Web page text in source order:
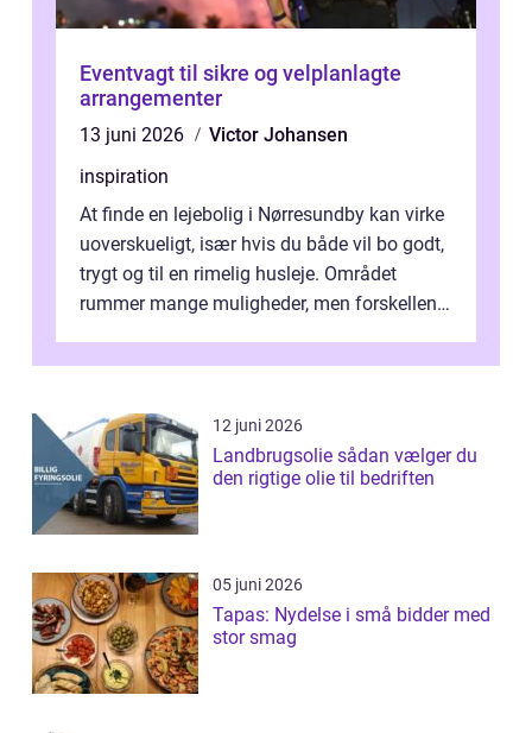
Eventvagt til sikre og velplanlagte
arrangementer
13 juni 2026
Victor Johansen
inspiration
At finde en lejebolig i Nørresundby kan virke
uoverskueligt, især hvis du både vil bo godt,
trygt og til en rimelig husleje. Området
rummer mange muligheder, men forskellene
12 juni 2026
Landbrugsolie sådan vælger du
den rigtige olie til bedriften
05 juni 2026
Tapas: Nydelse i små bidder med
stor smag